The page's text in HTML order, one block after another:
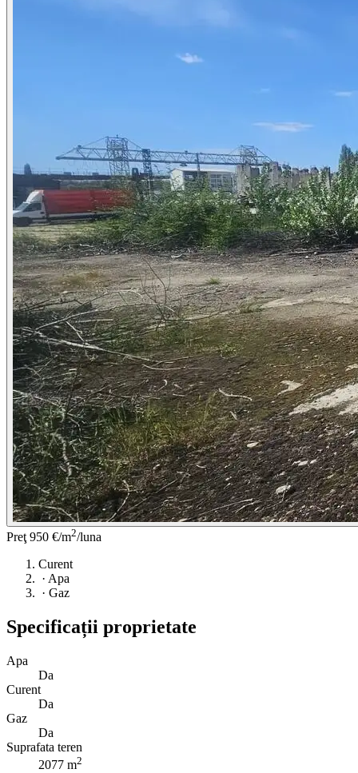
Preţ 950 €/m2/luna
Curent
· Apa
· Gaz
Specificații proprietate
Apa
Da
Curent
Da
Gaz
Da
Suprafata teren
2077 m2